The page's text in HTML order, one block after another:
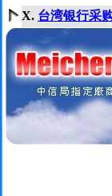
X. 台湾银行采